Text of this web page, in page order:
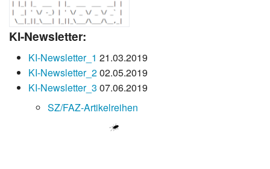
KI-Newsletter:
KI-Newsletter_1 21.03.2019
KI-Newsletter_202.05.2019
KI-Newsletter_3 07.06.2019
SZ/FAZ-Artikelreihen